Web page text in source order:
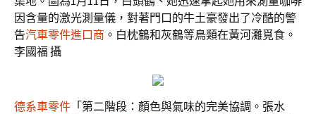
因含量的激光測量儀，對著門口的牛土豪發出了冷酷的警
告汽車零件進口商 。白枕鶴和灰鶴等鳥類在黃河灘覓食。
李國福 攝
德系車零件 「第二階段：顏色與氣味的完美協調。張水